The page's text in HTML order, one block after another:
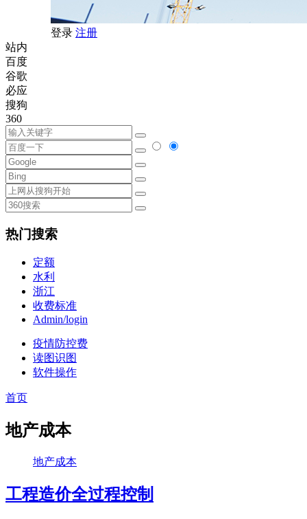
登录 注册
站内
百度
谷歌
必应
搜狗
360
热门搜索
定额
水利
浙江
收费标准
Admin/login
疫情防控费
读图识图
软件操作
首页
地产成本
地产成本
工程造价全过程控制